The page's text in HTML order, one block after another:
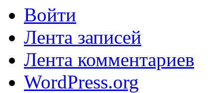
Войти
Лента записей
Лента комментариев
WordPress.org